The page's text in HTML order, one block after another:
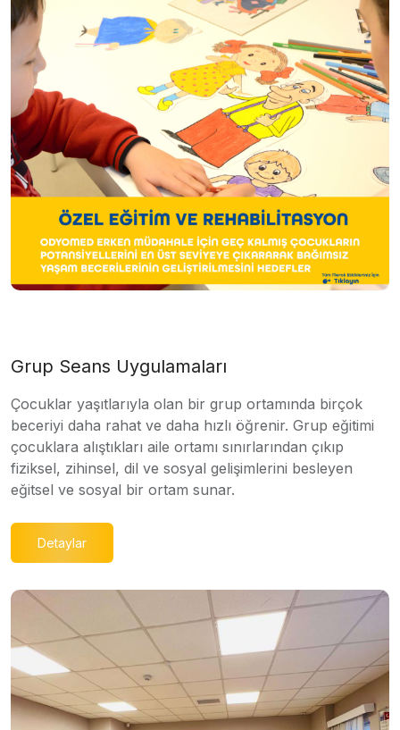
Grup Seans Uygulamaları
Çocuklar yaşıtlarıyla olan bir grup ortamında birçok
beceriyi daha rahat ve daha hızlı öğrenir. Grup eğitimi
çocuklara alıştıkları aile ortamı sınırlarından çıkıp
fiziksel, zihinsel, dil ve sosyal gelişimlerini besleyen
eğitsel ve sosyal bir ortam sunar.
Detaylar